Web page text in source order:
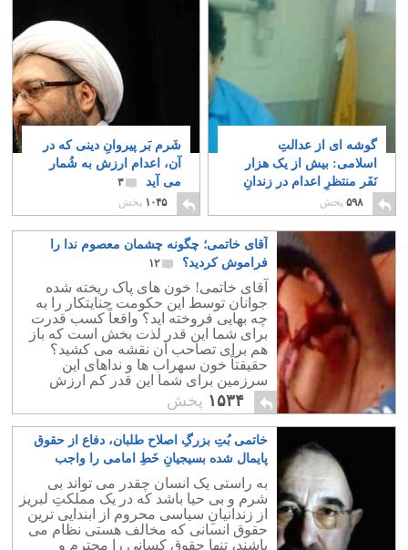
گوشه ای از عدالتِ
اسلامی: بیش از یک هزار
نَفَر منتظرِ اعدام در زندانِ
رجایی شهر!
۵۹۸ پخش
شَرم بَر پیروانِ دینی که در
آن، اعدام ارزش به شُمار
می آید
۳
۱۰۴۵ پخش
آقای خاتمی؛ چگونه چشمان معصوم ندا را
فراموش کردید؟
۱۲
آقای خاتمی! خون های پاک ریخته شده
جوانان توسط این حکومت جنایتکار را به
چه بهایی فروخته اید؟ واقعاً کسب قدرت
برای شما این قدر لذت بخش است که باز
هم برای تصاحب آن نقشه می کشید؟
حقیقتاً خون سهراب ها و نداهای این
سرزمین برای شما این قدر کم ارزش
است؟۱۵۳۴ پخش
خاتمی بُتِ بزرگِ اصلاح طلبان، دفاع از حقوق
پایمال شده بسیجیانِ خَطِ امامی را واجب
دانست!
۱۱
به راستی یک انسان چقدر می تواند بی
شرم و بی حیا باشد که در یک مملکتِ لبریز
از زندانیانِ سیاسی محروم از ابندایی ترین
حقوق انسانی که مخالف هستی نظام می
باشند، تنها حقوق کسانی را محترم و